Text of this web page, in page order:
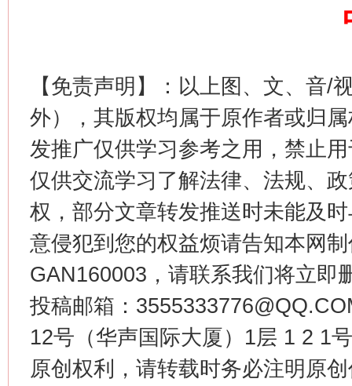
【免责声明】：以上图、文、音/
外），其版权均属于原作者或归
发推广仅供学习参考之用，禁止
仅供交流学习了解法律、法规、
权，部分文章转发推送时未能及
意侵犯到您的权益烦请告知本网
GAN160003，请联系我们将立即
投稿邮箱：
12号（华声国际大厦）1层 1 2 1
原创权利，请转载时务必注明原
这是一记警钟！ 谢
在谋一域中谋全局
今